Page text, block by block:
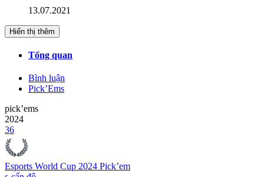
13.07.2021
Hiển thị thêm
Tổng quan
Bình luận
Pick’Ems
pick’ems
2024
36
Esports World Cup 2024 Pick’em